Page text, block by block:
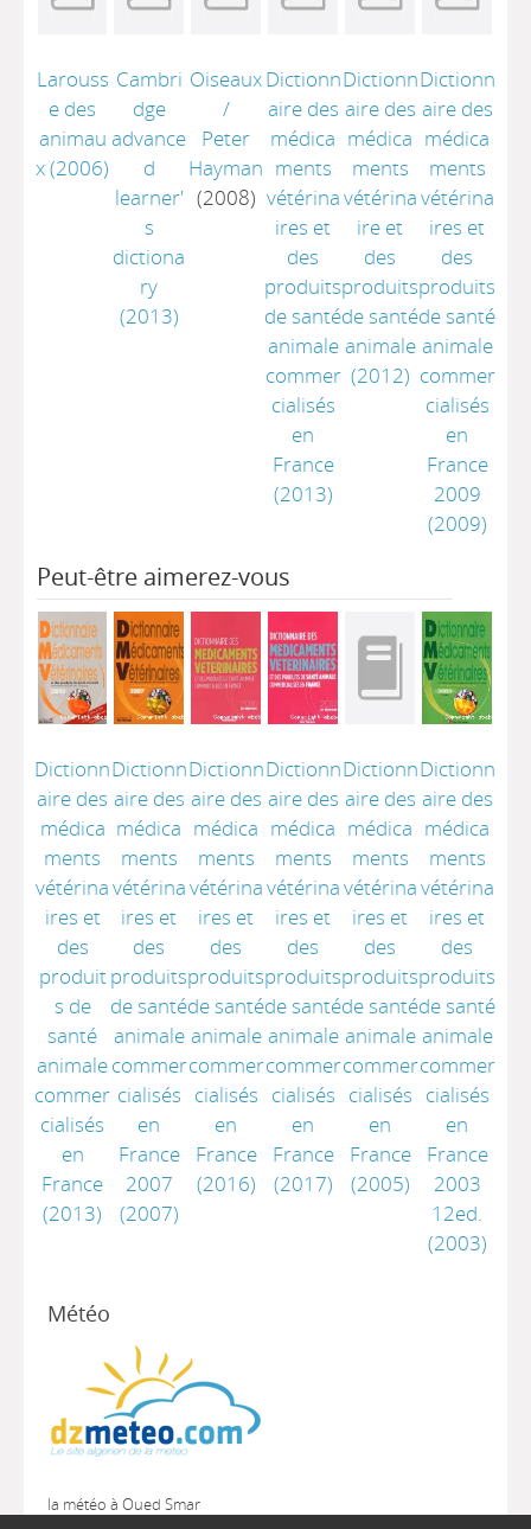
Larouss
e des
animau
x(2006)
Cambri
dge
advance
d
learner'
s
dictiona
ry
(2013)
Oiseaux
/
Peter
Hayman
(2008)
Dictionn
aire des
médica
ments
vétérina
ires et
des
produits
de santé
animale
commer
cialisés
en
France
(2013)
Dictionn
aire des
médica
ments
vétérina
ire et
des
produits
de santé
animale
(2012)
Dictionn
aire des
médica
ments
vétérina
ires et
des
produits
de santé
animale
commer
cialisés
en
France
2009
(2009)
Peut-être aimerez-vous
Dictionn
aire des
médica
ments
vétérina
ires et
des
produit
s de
santé
animale
commer
cialisés
en
France
(2013)
Dictionn
aire des
médica
ments
vétérina
ires et
des
produits
de santé
animale
commer
cialisés
en
France
2007
(2007)
Dictionn
aire des
médica
ments
vétérina
ires et
des
produits
de santé
animale
commer
cialisés
en
France
(2016)
Dictionn
aire des
médica
ments
vétérina
ires et
des
produits
de santé
animale
commer
cialisés
en
France
(2017)
Dictionn
aire des
médica
ments
vétérina
ires et
des
produits
de santé
animale
commer
cialisés
en
France
(2005)
Dictionn
aire des
médica
ments
vétérina
ires et
des
produits
de santé
animale
commer
cialisés
en
France
2003
12ed.
(2003)
Météo
la météo à Oued Smar